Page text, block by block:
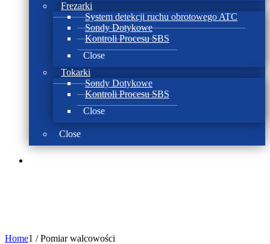
Frezarki
System detekcji ruchu obrotowego ATC
Sondy Dotykowe
Kontroli Procesu SBS
Close
Tokarki
Sondy Dotykowe
Kontroli Procesu SBS
Close
Close
Home1 / Pomiar walcowości